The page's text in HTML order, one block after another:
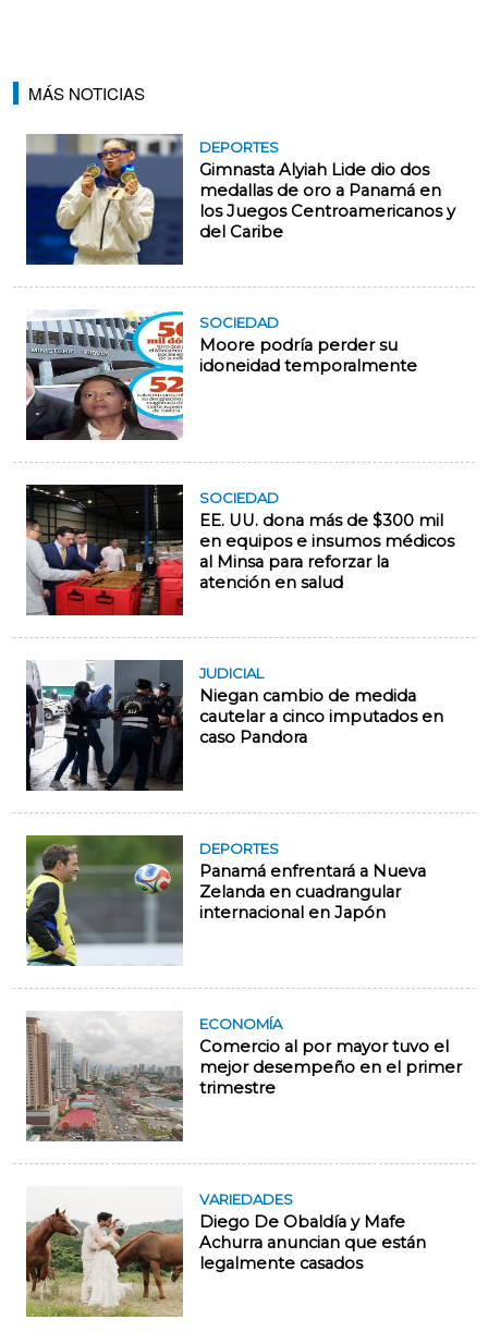
MÁS NOTICIAS
DEPORTES
Gimnasta Alyiah Lide dio dos
medallas de oro a Panamá en
los Juegos Centroamericanos y
del Caribe
SOCIEDAD
Moore podría perder su
idoneidad temporalmente
SOCIEDAD
EE. UU. dona más de $300 mil
en equipos e insumos médicos
al Minsa para reforzar la
atención en salud
JUDICIAL
Niegan cambio de medida
cautelar a cinco imputados en
caso Pandora
DEPORTES
Panamá enfrentará a Nueva
Zelanda en cuadrangular
internacional en Japón
ECONOMÍA
Comercio al por mayor tuvo el
mejor desempeño en el primer
trimestre
VARIEDADES
Diego De Obaldía y Mafe
Achurra anuncian que están
legalmente casados